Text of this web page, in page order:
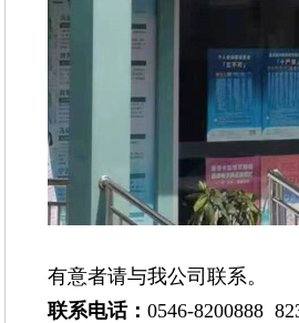
有意者请与我公司联系。
联系电话： 0546-8200888